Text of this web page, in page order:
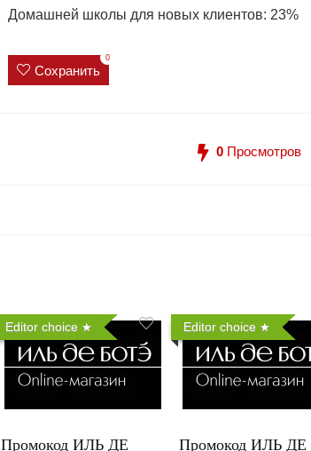
Домашней школы для новых клиентов: 23%
Сохранить
0
0 Просмотров
Editor choice
Промокод ИЛЬ ДЕ
Editor choice
Промокод ИЛЬ ДЕ